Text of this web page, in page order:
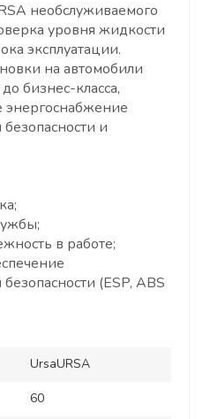
необслуживаемого
уровня жидкости
эксплуатации.
на автомобили
бизнес-класса,
энергоснабжение
и
в работе;
(ESP, ABS
UrsaURSA
60